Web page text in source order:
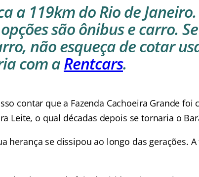
a 119km do Rio de
são ônibus e carro.
não esqueça de cotar
com aRentcars.
contar que a Fazenda Cachoeira Grande foi
Leite, o qual décadas depois se tornaria o
herança se dissipou ao longo das gerações.